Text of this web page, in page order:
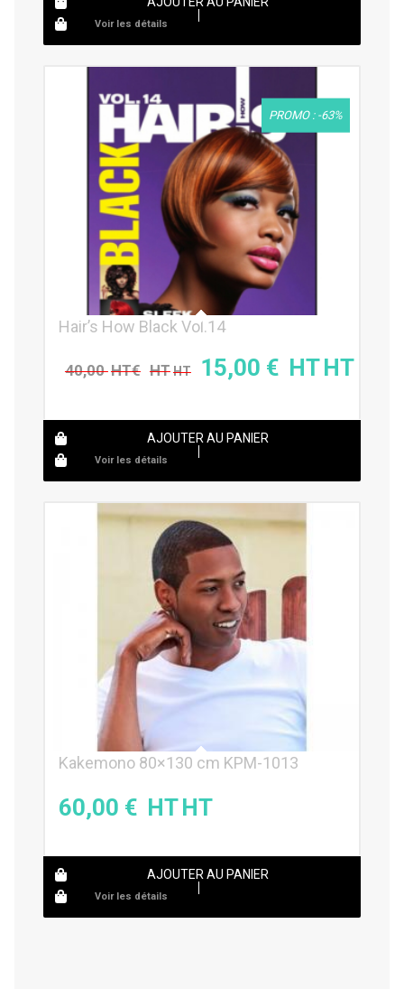
Voir les détails
Hair’s How Black Vol.14
40,00 € 15,00 €
PROMO : -63%
AJOUTER AU PANIER
Voir les détails
Kakemono 80×130 cm KPM-1013
60,00 €
AJOUTER AU PANIER
Voir les détails